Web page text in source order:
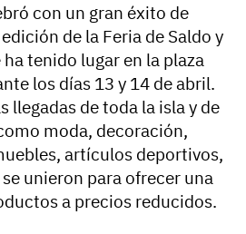
con un gran éxito de
de la Feria de Saldo y
tenido lugar en la plaza
los días 13 y 14 de abril.
llegadas de toda la isla y de
moda, decoración,
artículos deportivos,
unieron para ofrecer una
a precios reducidos.